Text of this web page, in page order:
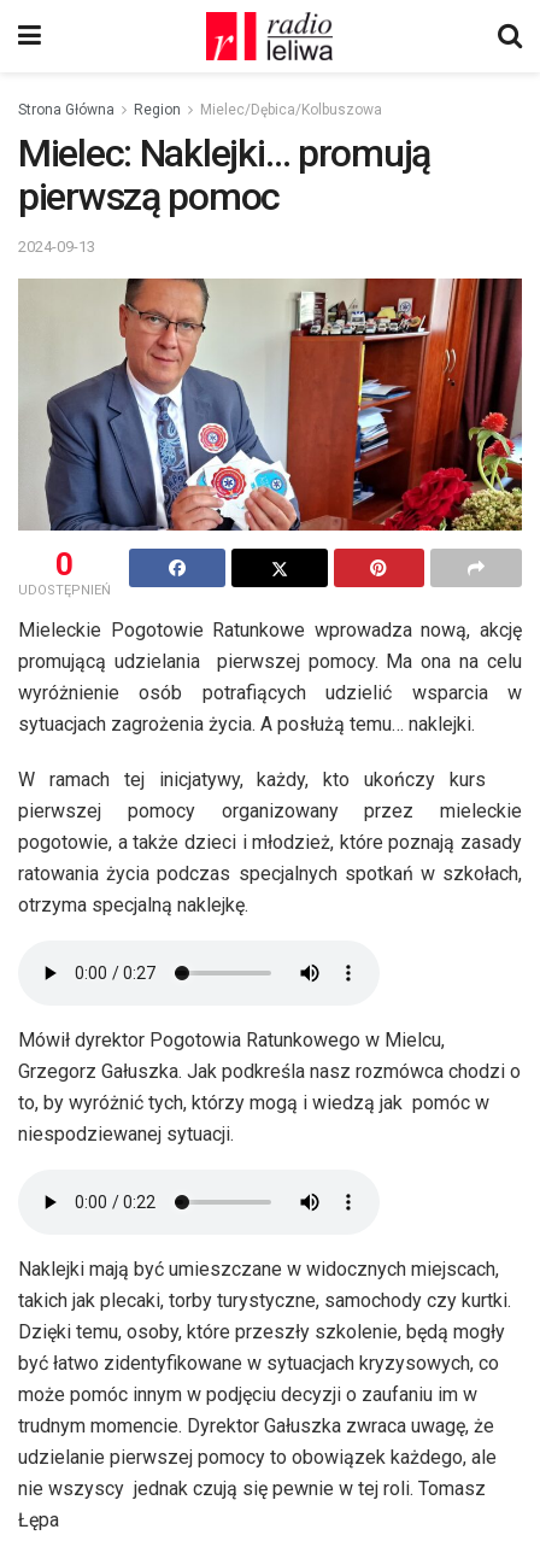
Strona Główna Region Mielec/Dębica/Kolbuszowa
Mielec: Naklejki… promują
pierwszą pomoc
2024-09-13
0
UDOSTĘPNIEŃ
Mieleckie Pogotowie Ratunkowe wprowadza nową, akcję
promującą udzielania pierwszej pomocy. Ma ona na celu
wyróżnienie osób potrafiących udzielić wsparcia w
sytuacjach zagrożenia życia. A posłużą temu… naklejki.
W ramach tej inicjatywy, każdy, kto ukończy kurs
pierwszej pomocy organizowany przez mieleckie
pogotowie, a także dzieci i młodzież, które poznają zasady
ratowania życia podczas specjalnych spotkań w szkołach,
otrzyma specjalną naklejkę.
Mówił dyrektor Pogotowia Ratunkowego w Mielcu,
Grzegorz Gałuszka. Jak podkreśla nasz rozmówca chodzi o
to, by wyróżnić tych, którzy mogą i wiedzą jak pomóc w
niespodziewanej sytuacji.
Naklejki mają być umieszczane w widocznych miejscach,
takich jak plecaki, torby turystyczne, samochody czy kurtki.
Dzięki temu, osoby, które przeszły szkolenie, będą mogły
być łatwo zidentyfikowane w sytuacjach kryzysowych, co
może pomóc innym w podjęciu decyzji o zaufaniu im w
trudnym momencie. Dyrektor Gałuszka zwraca uwagę, że
udzielanie pierwszej pomocy to obowiązek każdego, ale
nie wszyscy jednak czują się pewnie w tej roli. Tomasz
Łępa